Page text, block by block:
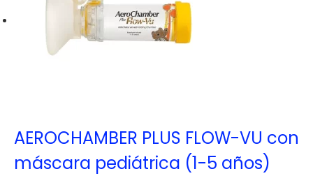
AEROCHAMBER PLUS FLOW-VU con
máscara pediátrica (1-5 años)